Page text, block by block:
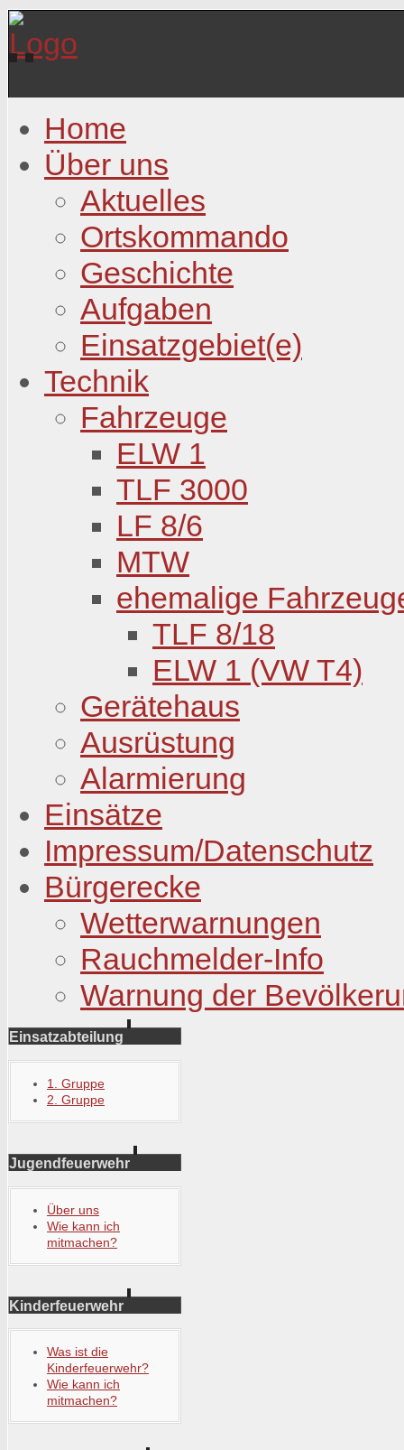
Home
Über uns
Aktuelles
Ortskommando
Geschichte
Aufgaben
Einsatzgebiet(e)
Technik
Fahrzeuge
ELW 1
TLF 3000
LF 8/6
MTW
ehemalige
TLF 8/18
ELW 1 (VW T4)
Gerätehaus
Ausrüstung
Alarmierung
Einsätze
Impressum/Datenschutz
Bürgerecke
Wetterwarnungen
Rauchmelder-Info
Warnung der
Einsatzabteilung
1. Gruppe
2. Gruppe
Jugendfeuerwehr
Über uns
Wie kann ich
mitmachen?
Kinderfeuerwehr
Was ist die
Kinderfeuerwehr?
Wie kann ich
mitmachen?